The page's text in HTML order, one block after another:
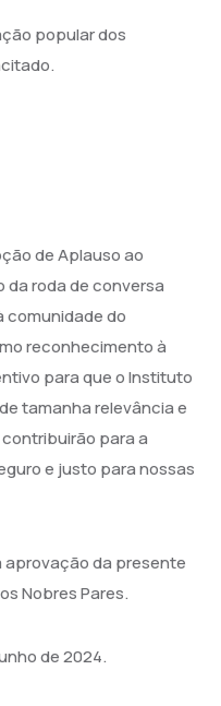
popular dos
de Aplauso ao
da roda de conversa
comunidade do
reconhecimento à
para que o Instituto
tamanha relevância e
para a
e justo para nossas
da presente
Nobres Pares.
de 2024.